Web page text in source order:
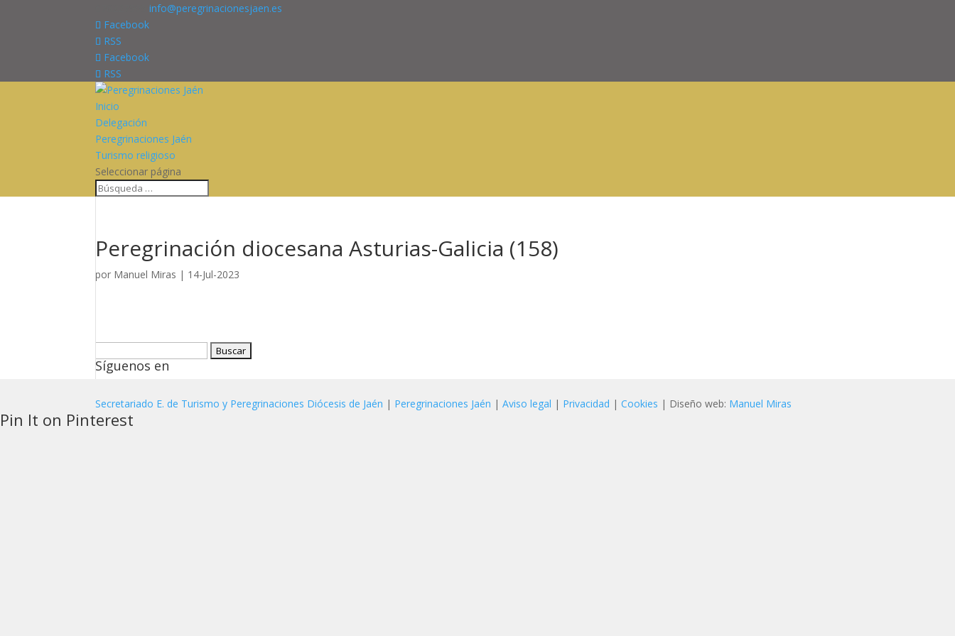
info@peregrinacionesjaen.es
Facebook
RSS
Facebook
RSS
Inicio
Delegación
Peregrinaciones Jaén
Turismo religioso
Seleccionar página
Peregrinación diocesana Asturias-Galicia (158)
por Manuel Miras | 14-Jul-2023
Síguenos en
Secretariado E. de Turismo y Peregrinaciones Diócesis de Jaén | Peregrinaciones Jaén |Aviso legal | Privacidad |Cookies | Diseño web: Manuel Miras
Pin It on Pinterest